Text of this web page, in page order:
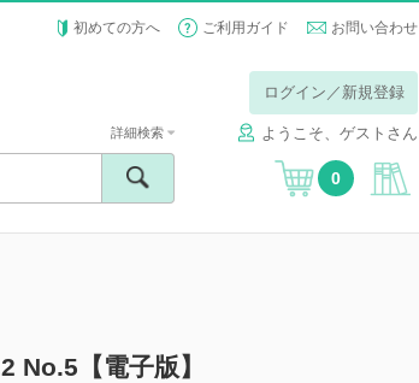
初めての方へ ご利用ガイド お問い合わせ
ログイン／新規登録
ようこそ、ゲストさん
詳細検索
0
No.5【電子版】